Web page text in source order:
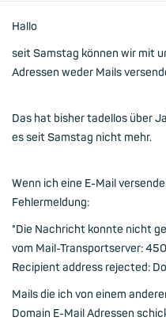
Hallo
seit Samstag können wir mit
Adressen weder Mails
Das hat bisher tadellos über
es seit Samstag nicht mehr.
Wenn ich eine E-Mail
Fehlermeldung:
"Die Nachricht konnte nicht
vom Mail-Transportserver:
Recipient address rejected:
Mails die ich von einem
Domain E-Mail Adressen